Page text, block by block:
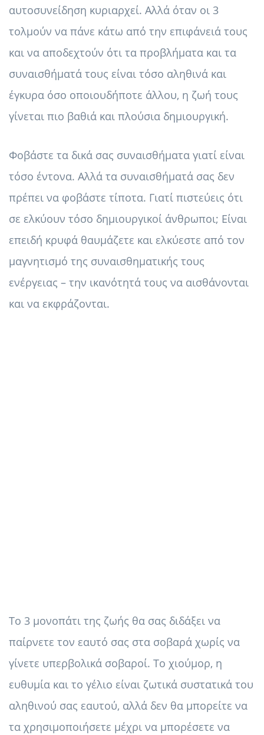
αυτοσυνείδηση ​​κυριαρχεί. Αλλά όταν οι 3
τολμούν να πάνε κάτω από την επιφάνειά τους
και να αποδεχτούν ότι τα προβλήματα και τα
συναισθήματά τους είναι τόσο αληθινά και
έγκυρα όσο οποιουδήποτε άλλου, η ζωή τους
γίνεται πιο βαθιά και πλούσια δημιουργική.
Φοβάστε τα δικά σας συναισθήματα γιατί είναι
τόσο έντονα. Αλλά τα συναισθήματά σας δεν
πρέπει να φοβάστε τίποτα. Γιατί πιστεύεις ότι
σε ελκύουν τόσο δημιουργικοί άνθρωποι; Είναι
επειδή κρυφά θαυμάζετε και ελκύεστε από τον
μαγνητισμό της συναισθηματικής τους
ενέργειας – την ικανότητά τους να αισθάνονται
και να εκφράζονται.
Το 3 μονοπάτι της ζωής θα σας διδάξει να
παίρνετε τον εαυτό σας στα σοβαρά χωρίς να
γίνετε υπερβολικά σοβαροί. Το χιούμορ, η
ευθυμία και το γέλιο είναι ζωτικά συστατικά του
αληθινού σας εαυτού, αλλά δεν θα μπορείτε να
τα χρησιμοποιήσετε μέχρι να μπορέσετε να